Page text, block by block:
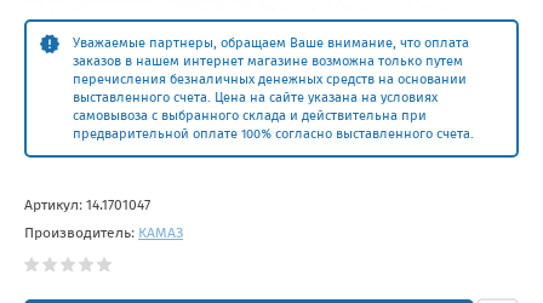
Уважаемые партнеры, обращаем Ваше внимание, что оплата
заказов в нашем интернет магазине возможна только путем
перечисления безналичных денежных средств на основании
выставленного счета. Цена на сайте указана на условиях
самовывоза с выбранного склада и действительна при
предварительной оплате 100% согласно выставленного счета.
Артикул: 14.1701047
Производитель: КАМАЗ